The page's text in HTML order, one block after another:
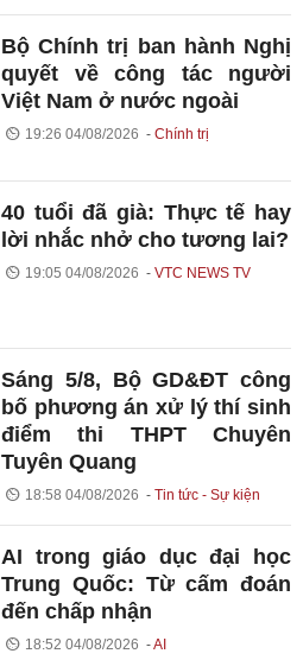
Bộ Chính trị ban hành Nghị
quyết về công tác người
Việt Nam ở nước ngoài
19:26 04/08/2026 Chính trị
40 tuổi đã già: Thực tế hay
lời nhắc nhở cho tương lai?
19:05 04/08/2026 VTC NEWS TV
Sáng 5/8, Bộ GD&ĐT công
bố phương án xử lý thí sinh
điểm thi THPT Chuyên
Tuyên Quang
18:58 04/08/2026 Tin tức - Sự kiện
AI trong giáo dục đại học
Trung Quốc: Từ cấm đoán
đến chấp nhận
18:52 04/08/2026 AI